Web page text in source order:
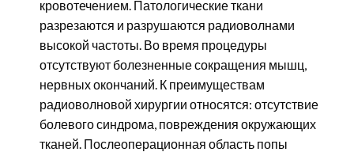
кровотечением. Патологические ткани
разрезаются и разрушаются радиоволнами
высокой частоты. Во время процедуры
отсутствуют болезненные сокращения мышц,
нервных окончаний. К преимуществам
радиоволновой хирургии относятся: отсутствие
болевого синдрома, повреждения окружающих
тканей. Послеоперационная область попы